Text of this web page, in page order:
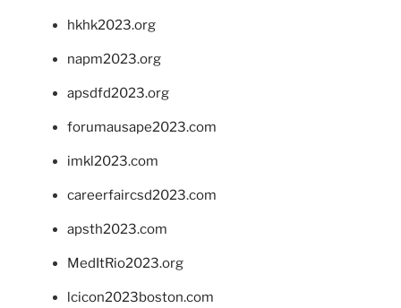
hkhk2023.org
napm2023.org
apsdfd2023.org
forumausape2023.com
imkl2023.com
careerfaircsd2023.com
apsth2023.com
MedItRio2023.org
lcicon2023boston.com